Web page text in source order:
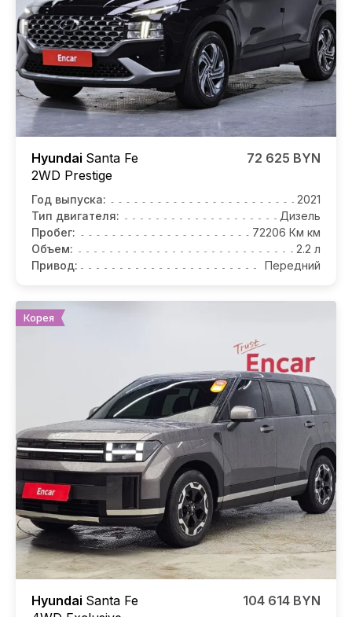
Hyundai Santa Fe
2WD Prestige
72 625 BYN
Год выпуска:
2021
Тип двигателя:
Дизель
Пробег:
72206 Км км
Объем:
2.2 л
Привод:
Передний
Корея
Hyundai Santa Fe
104 614 BYN